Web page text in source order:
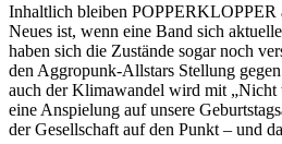
Inhaltlich bleiben POPPERKLOPPER
Neues ist, wenn eine Band sich
haben sich die Zustände sogar noch
den Aggropunk-Allstars Stellung
auch der Klimawandel wird mit „Nicht
eine Anspielung auf unsere
der Gesellschaft auf den Punkt – und